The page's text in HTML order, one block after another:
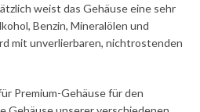
weist das Gehäuse eine sehr
Benzin, Mineralölen und
mit unverlierbaren, nichtrostenden
Premium-Gehäuse für den